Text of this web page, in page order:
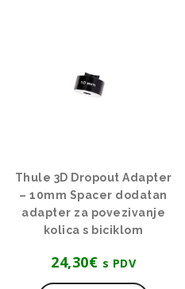
Thule 3D Dropout Adapter
– 10mm Spacer dodatan
adapter za povezivanje
kolica s biciklom
24,30€ s PDV